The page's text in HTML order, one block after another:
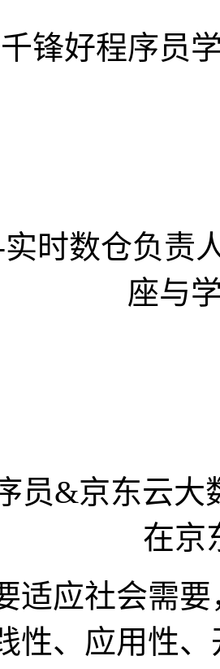
千锋好程序员
时数仓负责
座与
员&京东云大
在京
应社会需要
性、应用性